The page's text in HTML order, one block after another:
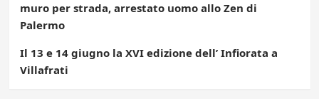
muro per strada, arrestato uomo allo Zen di
Palermo
Il 13 e 14 giugno la XVI edizione dell’ Infiorata a
Villafrati